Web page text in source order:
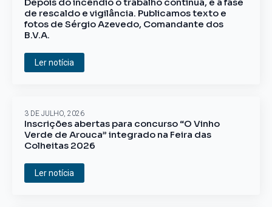
de rescaldo e vigilância. Publicamos texto e
fotos de Sérgio Azevedo, Comandante dos
B.V.A.
Ler notícia
Inscrições abertas para concurso “O Vinho
Verde de Arouca” integrado na Feira das
Colheitas 2026
3 DE JULHO, 2026
Ler notícia